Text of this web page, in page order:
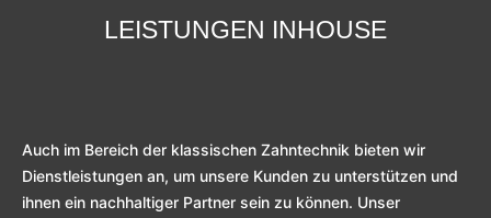
LEISTUNGEN INHOUSE
Auch im Bereich der klassischen Zahntechnik bieten wir
Dienstleistungen an, um unsere Kunden zu unterstützen und
ihnen ein nachhaltiger Partner sein zu können. Unser